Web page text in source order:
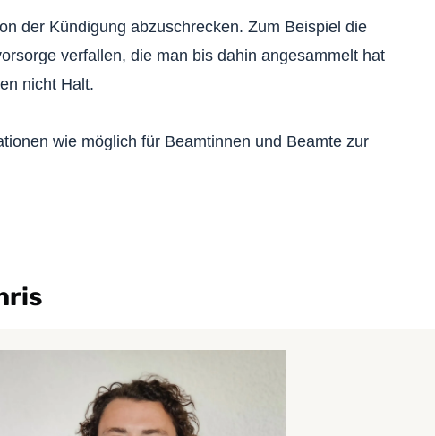
der Kündigung abzuschrecken. Zum Beispiel die
verfallen, die man bis dahin angesammelt hat
nicht Halt.
wie möglich für Beamtinnen und Beamte zur